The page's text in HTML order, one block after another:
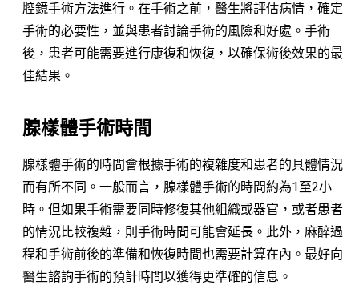
腔鏡手術方法進行。在手術之前，醫生將評估病情，確定
手術的必要性，並與患者討論手術的風險和好處。手術
後，患者可能需要進行康復和恢復，以確保術後效果的最
佳結果。
腺樣體手術時間
腺樣體手術的時間會根據手術的複雜度和患者的具體情況
而有所不同。一般而言，腺樣體手術的時間約為1至2小
時。但如果手術需要同時修復其他組織或器官，或者患者
的情況比較複雜，則手術時間可能會延長。此外，麻醉過
程和手術前後的準備和恢復時間也需要計算在內。最好向
醫生諮詢手術的預計時間以獲得更準確的信息。